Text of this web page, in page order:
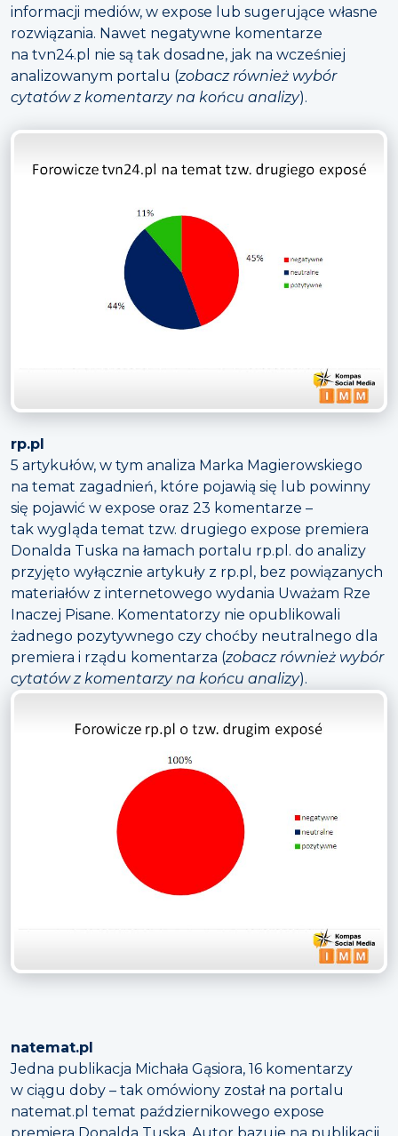
informacji mediów, w expose lub sugerujące własne
rozwiązania. Nawet negatywne komentarze
na tvn24.pl nie są tak dosadne, jak na wcześniej
analizowanym portalu (zobacz również wybór
cytatów z komentarzy na końcu analizy).
rp.pl
5 artykułów, w tym analiza Marka Magierowskiego
na temat zagadnień, które pojawią się lub powinny
się pojawić w expose oraz 23 komentarze –
tak wygląda temat tzw. drugiego expose premiera
Donalda Tuska na łamach portalu rp.pl. do analizy
przyjęto wyłącznie artykuły z rp.pl, bez powiązanych
materiałów z internetowego wydania Uważam Rze
Inaczej Pisane. Komentatorzy nie opublikowali
żadnego pozytywnego czy choćby neutralnego dla
premiera i rządu komentarza (zobacz również wybór
cytatów z komentarzy na końcu analizy).
natemat.pl
Jedna publikacja Michała Gąsiora, 16 komentarzy
w ciągu doby – tak omówiony został na portalu
natemat.pl temat październikowego expose